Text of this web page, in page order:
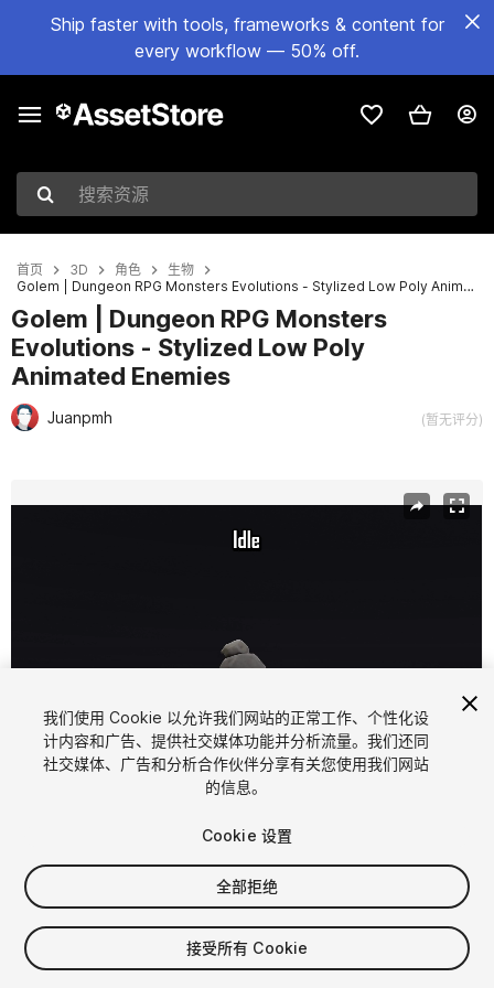
Ship faster with tools, frameworks & content for
every workflow — 50% off.
搜索资源
首页 3D 角色
生物
Golem | Dungeon RPG Monsters Evolutions - Stylized Low Poly Animated Enemies
Golem | Dungeon RPG Monsters
Evolutions - Stylized Low Poly
Animated Enemies
Juanpmh (暂无评分)
1/5
$9.99
我们使用 Cookie 以允许我们网站的正常工作、个性化设
计内容和广告、提供社交媒体功能并分析流量。我们还同
社交媒体、广告和分析合作伙伴分享有关您使用我们网站
的信息。
Cookie 设置
全部拒绝
接受所有 Cookie